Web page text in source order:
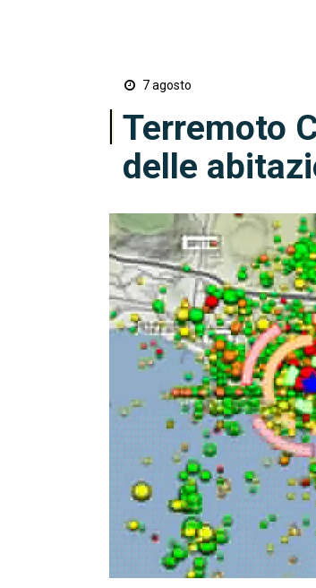
7 agosto
Terremoto
delle